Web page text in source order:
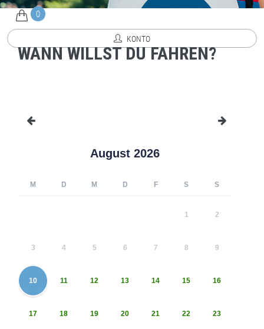
0
KONTO
WANN WILLST DU FAHREN?
August 2026
M D M D F S S
1 2
3 4 5 6 7 8 9
10 11 12 13 14 15 16
17 18 19 20 21 22 23